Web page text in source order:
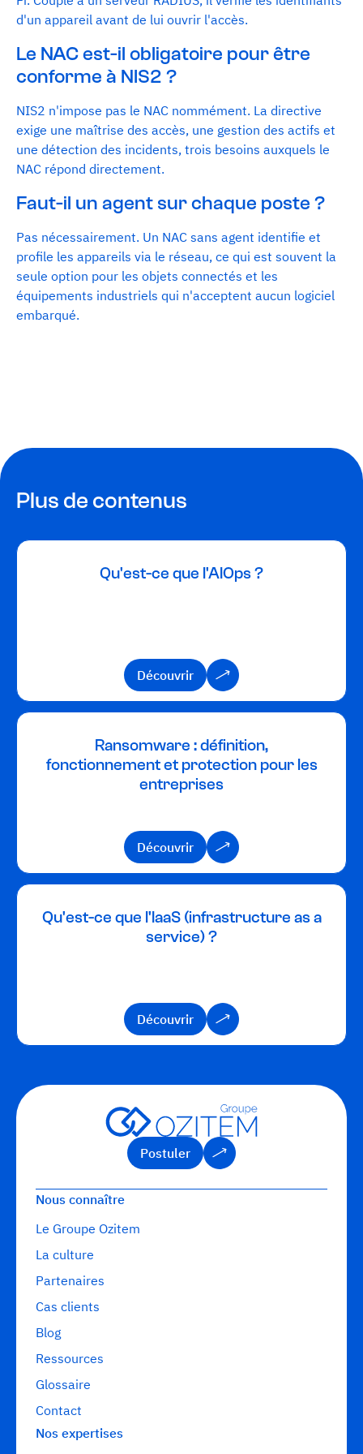
d'un appareil avant de lui ouvrir l'accès.
Le NAC est-il obligatoire pour être
conforme à NIS2 ?
NIS2 n'impose pas le NAC nommément. La directive
exige une maîtrise des accès, une gestion des actifs et
une détection des incidents, trois besoins auxquels le
NAC répond directement.
Faut-il un agent sur chaque poste ?
Pas nécessairement. Un NAC sans agent identifie et
profile les appareils via le réseau, ce qui est souvent la
seule option pour les objets connectés et les
équipements industriels qui n'acceptent aucun logiciel
embarqué.
Plus de contenus
Qu'est-ce que l'AIOps ?
Découvrir
Découvrir
Ransomware : définition,
fonctionnement et protection pour les
entreprises
Découvrir
Découvrir
Qu'est-ce que l'IaaS (infrastructure as a
service) ?
Découvrir
Découvrir
Postuler
Postuler
Nous connaître
Le Groupe Ozitem
La culture
Partenaires
Cas clients
Blog
Ressources
Glossaire
Contact
Nos expertises